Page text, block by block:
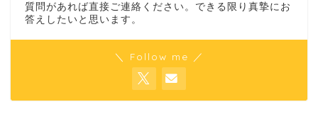
質問があれば直接ご連絡ください。できる限り真摯にお
答えしたいと思います。
＼ Follow me ／